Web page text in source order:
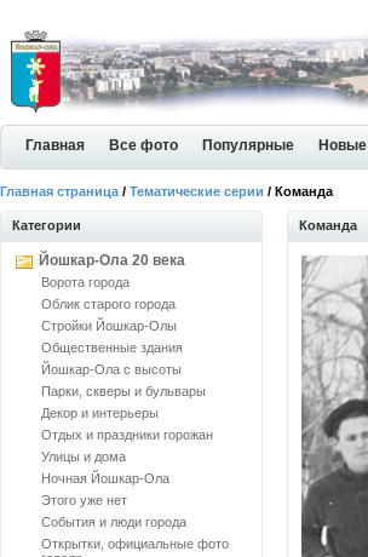
Главная Все фото Популярные Новые
Главная страница / Тематические серии / Команда
Категории
Йошкар-Ола 20 века
Ворота города
Облик старого города
Стройки Йошкар-Олы
Общественные здания
Йошкар-Ола с высоты
Парки, скверы и бульвары
Декор и интерьеры
Отдых и праздники горожан
Улицы и дома
Ночная Йошкар-Ола
Этого уже нет
События и люди города
Открытки, официальные фото
Команда